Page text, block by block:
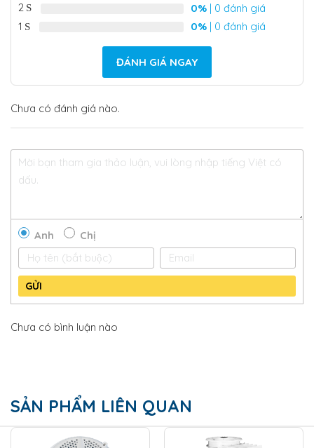
2
0% | 0 đánh giá
1
0% | 0 đánh giá
ĐÁNH GIÁ NGAY
Chưa có đánh giá nào.
Anh Chị
GỬI
Chưa có bình luận nào
SẢN PHẨM LIÊN QUAN